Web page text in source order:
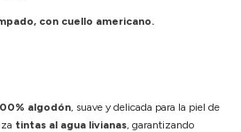
con cuello americano.
algodón, suave y delicada para la piel de
tintas al agua livianas, garantizando